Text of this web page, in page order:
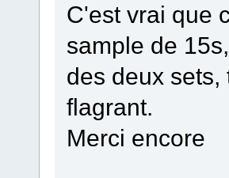
C'est vrai que
sample de
des deux
flagrant.
Merci encore